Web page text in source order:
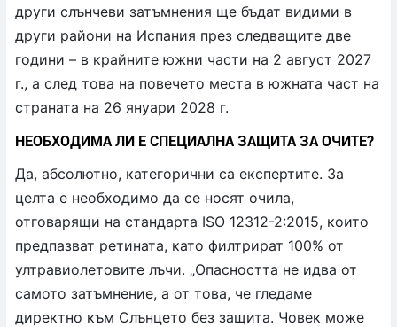
други слънчеви затъмнения ще бъдат видими в
други райони на Испания през следващите две
години – в крайните южни части на 2 август 2027
г., а след това на повечето места в южната част на
страната на 26 януари 2028 г.
НЕОБХОДИМА ЛИ Е СПЕЦИАЛНА ЗАЩИТА ЗА ОЧИТЕ?
Да, абсолютно, категорични са експертите. За
целта е необходимо да се носят очила,
отговарящи на стандарта ISO 12312-2:2015, които
предпазват ретината, като филтрират 100% от
ултравиолетовите лъчи. „Опасността не идва от
самото затъмнение, а от това, че гледаме
директно към Слънцето без защита. Човек може